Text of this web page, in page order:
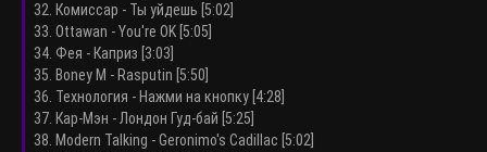
32. Комиссар - Ты уйдешь [5:02]
33. Ottawan - You're OK [5:05]
34. Фея - Каприз [3:03]
35. Boney M - Rasputin [5:50]
36. Технология - Нажми на кнопку [4:28]
37. Кар-Мэн - Лондон Гуд-бай [5:25]
38. Modern Talking - Geronimo's Cadillac [5:02]